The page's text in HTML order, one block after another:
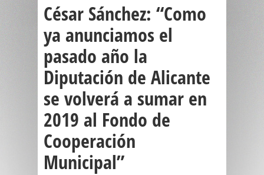
César Sánchez: “Como
ya anunciamos el
pasado año la
Diputación de Alicante
se volverá a sumar en
2019 al Fondo de
Cooperación
Municipal”